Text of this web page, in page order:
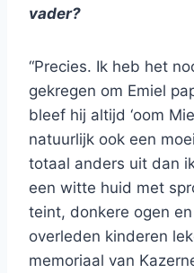
vader?
“Precies. Ik heb het
gekregen om Emiel
bleef hij altijd ‘oom
natuurlijk ook een
totaal anders uit dan
een witte huid met
teint, donkere ogen
overleden kinderen
memoriaal van